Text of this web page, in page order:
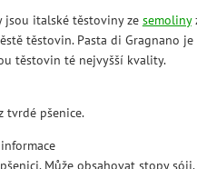
jsou italské těstoviny ze semoliny
těstovin. Pasta di Gragnano
těstovin té nejvyšší kvality.
tvrdé pšenice.
Může obsahovat stopy sóji.